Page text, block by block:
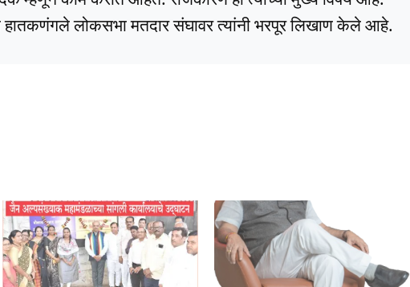
हातकणंगले लोकसभा मतदार संघावर त्यांनी भरपूर लिखाण केले आहे.